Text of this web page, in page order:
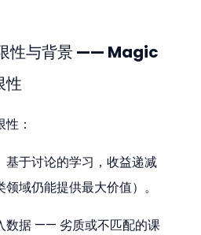
性与背景 —— Magic
性
：
基于讨论的学习，收益递减
领域仍能提供最大价值）。
数据 —— 劣质或不匹配的课